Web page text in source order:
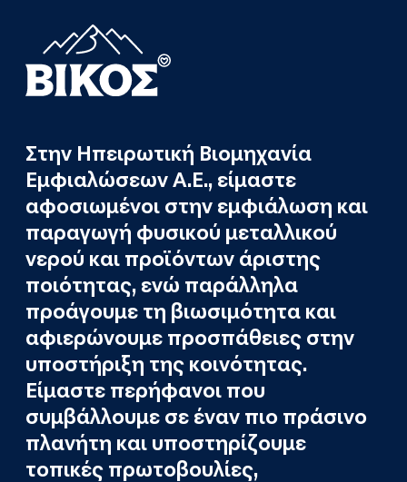
Στην Ηπειρωτική Βιομηχανία
Εμφιαλώσεων Α.Ε., είμαστε
αφοσιωμένοι στην εμφιάλωση και
παραγωγή φυσικού μεταλλικού
νερού και προϊόντων άριστης
ποιότητας, ενώ παράλληλα
προάγουμε τη βιωσιμότητα και
αφιερώνουμε προσπάθειες στην
υποστήριξη της κοινότητας.
Είμαστε περήφανοι που
συμβάλλουμε σε έναν πιο πράσινο
πλανήτη και υποστηρίζουμε
τοπικές πρωτοβουλίες,